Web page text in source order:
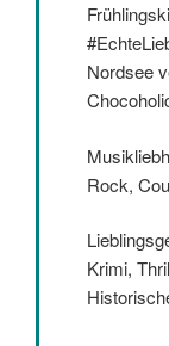
Nordsee
Rock,
Krimi,